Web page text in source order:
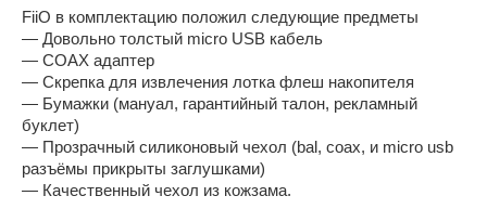
FiiO в комплектацию положил следующие предметы
— Довольно толстый micro USB кабель
— COAX адаптер
— Скрепка для извлечения лотка флеш накопителя
— Бумажки (мануал, гарантийный талон, рекламный
буклет)
— Прозрачный силиконовый чехол (bal, coax, и micro usb
разъёмы прикрыты заглушками)
— Качественный чехол из кожзама.